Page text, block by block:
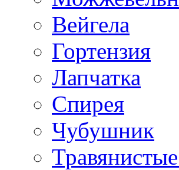
Вейгела
Гортензия
Лапчатка
Спирея
Чубушник